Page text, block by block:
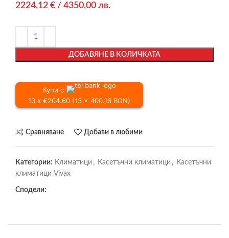
2224,12 € / 4350,00 лв.
ДОБАВЯНЕ В КОЛИЧКАТА
Купи с
13 x €204.60 (13 x 400.16 BGN)
Сравняване Добави в любими
Категории: Климатици , Касетъчни климатици , Касетъчни
климатици Vivax
Сподели: